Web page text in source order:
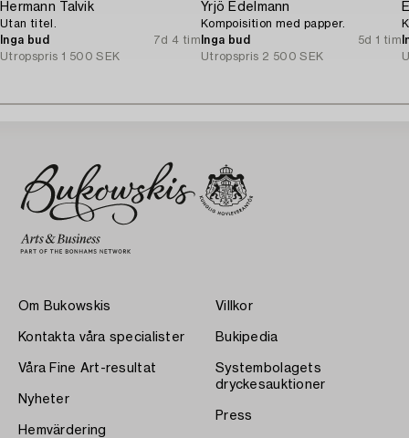
Hermann Talvik
Utan titel.
Inga bud
7d 4 tim
Utropspris 1 500 SEK
Yrjö Edelmann
Kompoisition med papper.
Inga bud
5d 1 tim
Utropspris 2 500 SEK
Om Bukowskis
Kontakta våra specialister
Våra Fine Art-resultat
Nyheter
Hemvärdering
Villkor
Bukipedia
Systembolagets
dryckesauktioner
Press